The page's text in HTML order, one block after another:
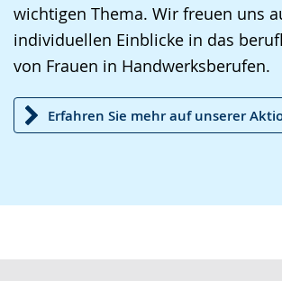
wichtigen Thema. Wir freuen uns
individuellen Einblicke in das
von Frauen in Handwerksberufen.
Erfahren Sie mehr auf unserer